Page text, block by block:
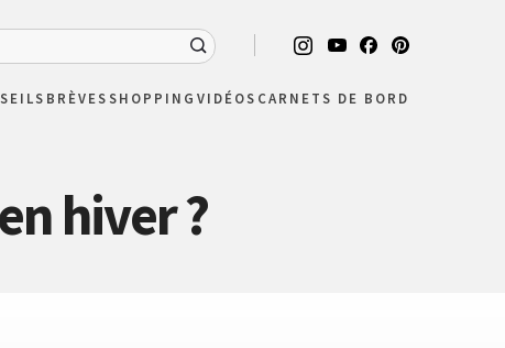
BRÈVESSHOPPING VIDÉOS CARNETS DE BORD
hiver ?